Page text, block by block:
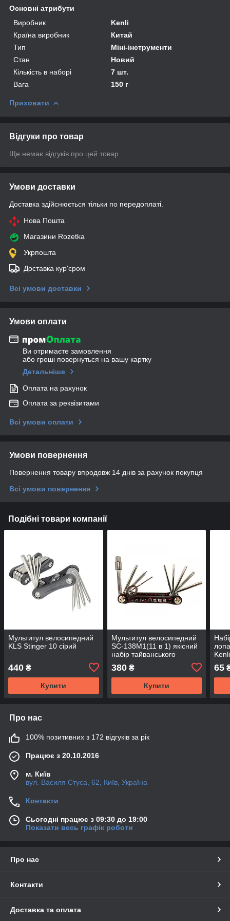
Основні атрибути
Виробник
Kenli
Країна виробник
Китай
Тип
Міні-інструменти
Стан
Новий
Кількість в наборі
7 шт.
Вага
150 г
Приховати
Відгуки про товар
Ще немає відгуків про цей товар
Умови доставки
Доставка здійснюється тільки по передоплаті.
Нова Пошта
Магазини Rozetka
Укрпошта
Доставка кур'єром
Всі умови доставки
Умови оплати
Ви отримаєте замовлення
або гроші повернуться на вашу картку
Детальніше
Оплата на рахунок
Оплата за реквізитами
Всі умови оплати
Умови повернення
Повернення товару впродовж 14 днів за рахунок покупця
Всі умови повернення
Подібні товари компанії
Мультитул велосипедний
KLS Stinger 10 сірий
440 ₴
Купити
Мультитул велосипедний
SC-138M1(11 в 1) якісний
набір тайванського
380₴
Купити
65
Про нас
100% позитивних з 172 відгуків за рік
Працює з 20.10.2016
м. Київ
вул. Василя Стуса, 62, Київ, Україна
Контакти
Сьогодні працює з 09:30 до 19:00
Показати весь графік роботи
Про нас
Контакти
Доставка та оплата